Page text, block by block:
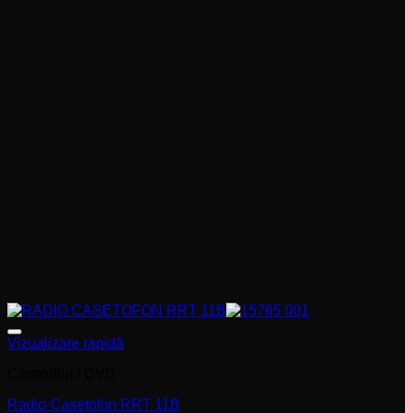
Vizualizare rapidă
Radio-Casetofon RRT 11B